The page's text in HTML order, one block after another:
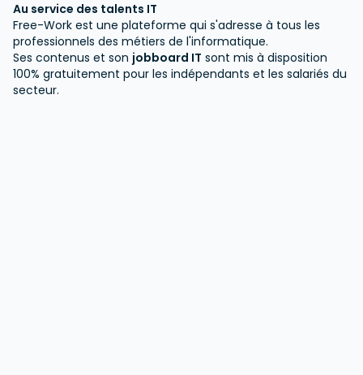
Au service des talents IT
Free-Work est une plateforme qui s'adresse à tous les
professionnels des métiers de l'informatique.
Ses contenus et son jobboard IT sont mis à disposition
100% gratuitement pour les indépendants et les salariés du
secteur.